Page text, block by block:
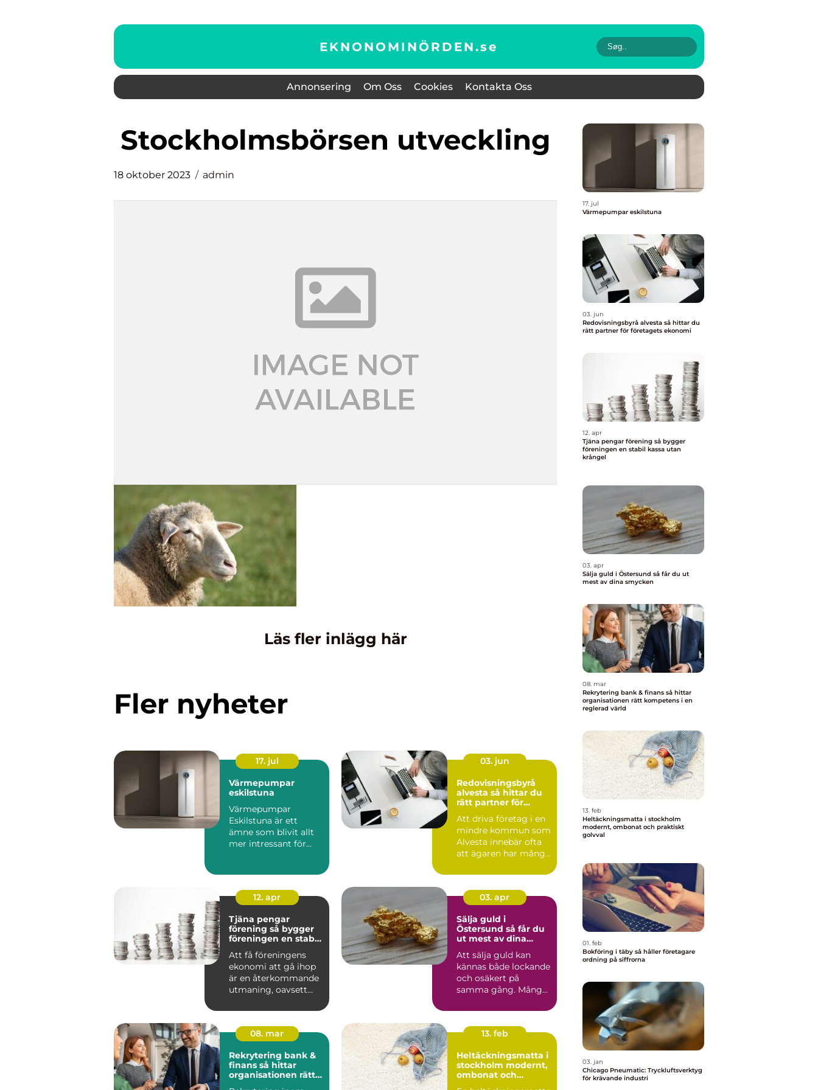
EKNONOMINÖRDEN.se
Annonsering Om Oss Cookies Kontakta Oss
stockholmsbörsen utveckling
18 oktober 2023 admin
Läs fler inlägg här
Fler nyheter
17. jul
Värmepumpar
eskilstuna
Värmepumpar
Eskilstuna är ett
ämne som blivit allt
mer intressant för
03. jun
Redovisningsbyrå
alvesta så hittar du
rätt partner för
Att driva företag i en
mindre kommun som
Alvesta innebär ofta
att ägaren har många
12. apr
Tjäna pengar
förening så bygger
föreningen en stabil
Att få föreningens
ekonomi att gå ihop
är en återkommande
utmaning, oavsett
en idr...
03. apr
Sälja guld i
Östersund så får du
ut mest av dina
Att sälja guld kan
kännas både lockande
och osäkert på
samma gång. Många
smycken...
08. mar
Rekrytering bank &
finans så hittar
organisationen rätt
13. feb
Heltäckningsmatta i
stockholm modernt,
ombonat och
17. jul
Värmepumpar eskilstuna
03. jun
Redovisningsbyrå alvesta så hittar du
rätt partner för företagets ekonomi
12. apr
Tjäna pengar förening så bygger
föreningen en stabil kassa utan
krångel
03. apr
Sälja guld i Östersund så får du ut
mest av dina smycken
08. mar
Rekrytering bank & finans så hittar
organisationen rätt kompetens i en
reglerad värld
13. feb
Heltäckningsmatta i stockholm
modernt, ombonat och praktiskt
golvval
01. feb
Bokföring i täby så håller företagare
ordning på siffrorna
03. jan
Chicago Pneumatic: Tryckluftsverktyg
för krävande industri